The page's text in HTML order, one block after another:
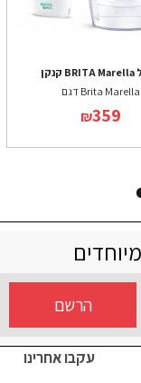
דגם Brita Marella
₪359
הרשם
עקבו אחרינו